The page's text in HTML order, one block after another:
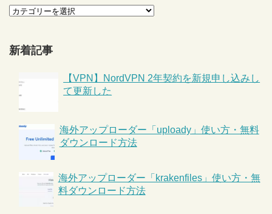
新着記事
【VPN】NordVPN 2年契約を新規申し込みし
て更新した
海外アップローダー「uploady」使い方・無料
ダウンロード方法
海外アップローダー「krakenfiles」使い方・無
料ダウンロード方法